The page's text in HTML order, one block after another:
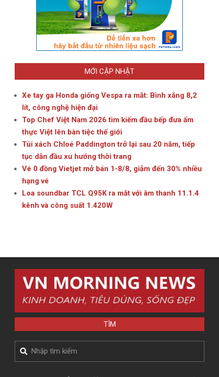
MỚI CẬP NHẬT
Xe tay ga Honda giống Vespa ra mắt: Bình xăng 8,2
lít, công nghệ hiện đại
Top Chef Việt Nam 2026 tìm kiếm đầu bếp đưa ẩm
thực Việt lên bàn tiệc thế giới
Túi xách Chloé Paddington trở lại sau 20 năm, tiếp
tục dẫn đầu xu hướng thời trang
Vé 0 đồng Vietjet mở bán 1-8/8, giảm đến 30% nhiều
hạng vé
Loa soundbar TCL Q95K ra mắt với âm thanh 11.1.4
kênh và công suất 1.420W
TÌM
Search